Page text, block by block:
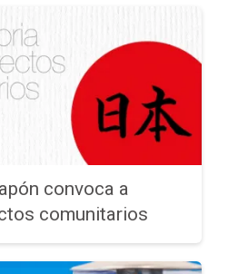
convoca a
comunitarios